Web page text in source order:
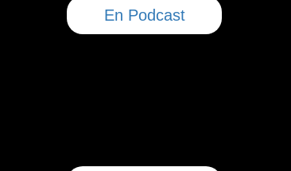
En Podcast